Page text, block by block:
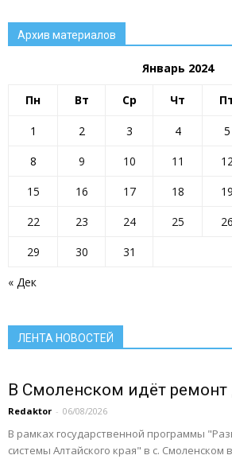
Архив материалов
Январь 2024
Пн Вт Ср Чт
« Дек
1 2 3 4 5
8
9 10 11
15
16 17 18 19
22
23 24 25 26
29
30 31
ЛЕНТА НОВОСТЕЙ
В Смоленском идёт ремонт
Redaktor - 06/08/2026
В рамках государственной программы
системы Алтайского края" в с. Смоленском